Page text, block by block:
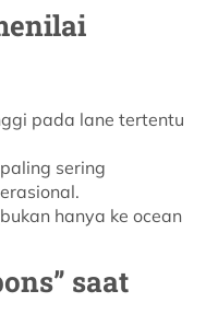
pada lane tertentu
sering
hanya ke ocean
saat